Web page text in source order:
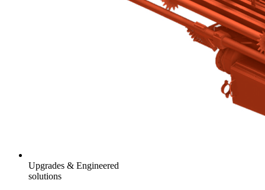
Upgrades & Engineered
solutions